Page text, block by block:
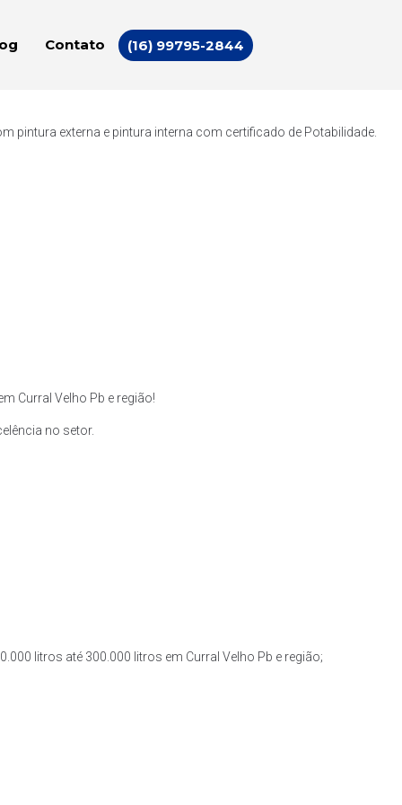
Contato (16) 99795-2844
externa e pintura interna com certificado de Potabilidade.
Curral Velho Pb e região!
no setor.
litros até 300.000 litros em Curral Velho Pb e região;